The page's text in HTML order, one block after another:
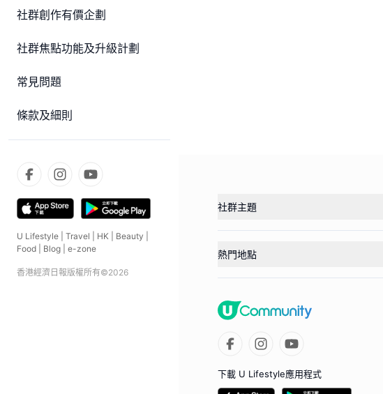
社群創作有價企劃
社群焦點功能及升級計劃
常見問題
條款及細則
U Lifestyle Travel HK Beauty
Food
Blog e-zone
香港經濟日報版權所有©2026
社群主題
熱門地點
下載 U Lifestyle應用程式